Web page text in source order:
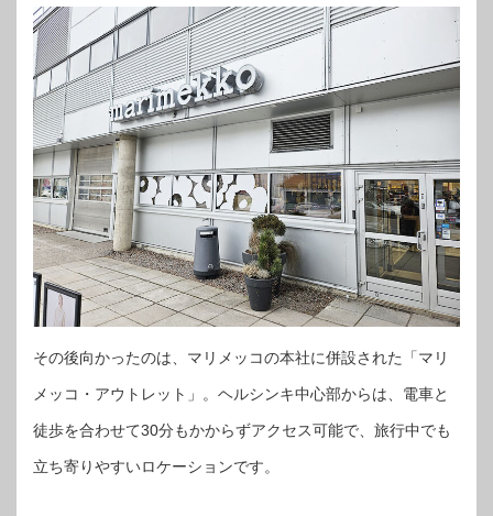
その後向かったのは、マリメッコの本社に併設された「マリ
メッコ・アウトレット」。ヘルシンキ中心部からは、電車と
徒歩を合わせて30分もかからずアクセス可能で、旅行中でも
立ち寄りやすいロケーションです。